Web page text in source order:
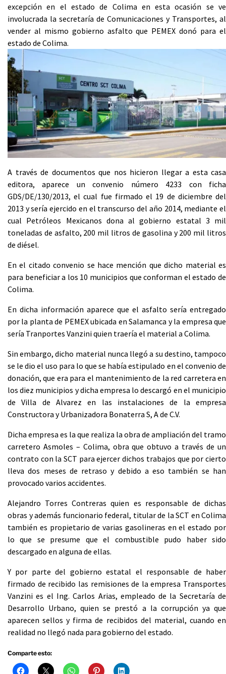
excepción en el estado de Colima en esta ocasión se ve
involucrada la secretaría de Comunicaciones y Transportes, al
vender al mismo gobierno asfalto que PEMEX donó para el
estado de Colima.
A través de documentos que nos hicieron llegar a esta casa
editora, aparece un convenio número 4233 con ficha
GDS/DE/130/2013, el cual fue firmado el 19 de diciembre del
2013 y sería ejercido en el transcurso del año 2014, mediante el
cual Petróleos Mexicanos dona al gobierno estatal 3 mil
toneladas de asfalto, 200 mil litros de gasolina y 200 mil litros
de diésel.
En el citado convenio se hace mención que dicho material es
para beneficiar a los 10 municipios que conforman el estado de
Colima.
En dicha información aparece que el asfalto sería entregado
por la planta de PEMEX ubicada en Salamanca y la empresa que
sería Tranportes Vanzini quien traería el material a Colima.
Sin embargo, dicho material nunca llegó a su destino, tampoco
se le dio el uso para lo que se había estipulado en el convenio de
donación, que era para el mantenimiento de la red carretera en
los diez municipios y dicha empresa lo descargó en el municipio
de Villa de Alvarez en las instalaciones de la empresa
Constructora y Urbanizadora Bonaterra S, A de C.V.
Dicha empresa es la que realiza la obra de ampliación del tramo
carretero Asmoles – Colima, obra que obtuvo a través de un
contrato con la SCT para ejercer dichos trabajos que por cierto
lleva dos meses de retraso y debido a eso también se han
provocado varios accidentes.
Alejandro Torres Contreras quien es responsable de dichas
obras y además funcionario federal, titular de la SCT en Colima
también es propietario de varias gasolineras en el estado por
lo que se presume que el combustible pudo haber sido
descargado en alguna de ellas.
Y por parte del gobierno estatal el responsable de haber
firmado de recibido las remisiones de la empresa Transportes
Vanzini es el Ing. Carlos Arias, empleado de la Secretaría de
Desarrollo Urbano, quien se prestó a la corrupción ya que
aparecen sellos y firma de recibidos del material, cuando en
realidad no llegó nada para gobierno del estado.
Comparte esto: